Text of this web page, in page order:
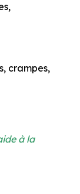
crampes,
à la